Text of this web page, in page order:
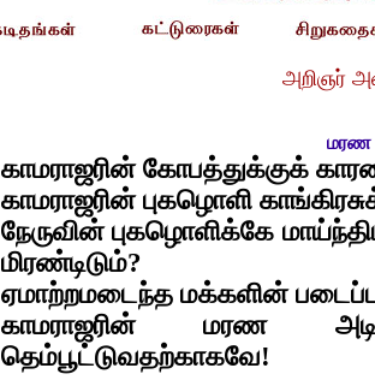
அறிஞர்
மரண
காமராஜரின் கோபத்துக்குக்
காமராஜரின் புகழொளி
நேருவின் புகழொளிக்கே
மிரண்டிடும்?
ஏமாற்றமடைந்த மக்களின்
காமராஜரின் மரண
தெம்பூட்டுவதற்காகவே!